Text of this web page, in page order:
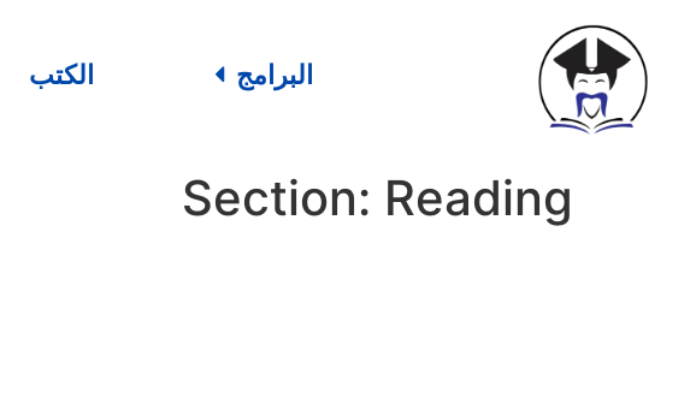
البرامج الكتب
Section: Reading